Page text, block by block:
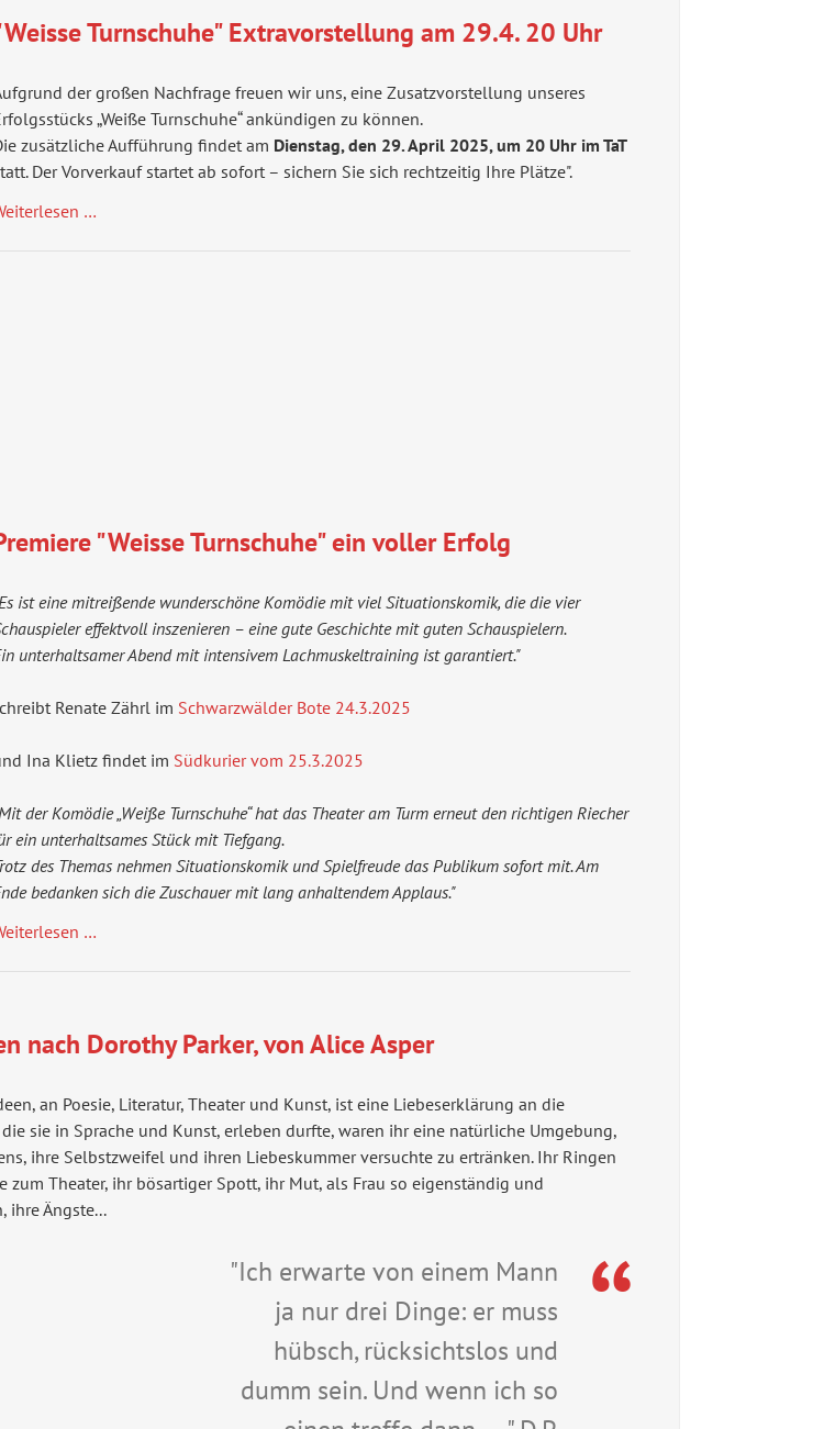
Turnschuhe" Extravorstellung am 29.4. 20 Uhr
der großen Nachfrage freuen wir uns, eine Zusatzvorstellung unseres
„Weiße Turnschuhe“ ankündigen zu können.
zusätzliche Aufführung findet am Dienstag, den 29. April 2025, um 20 Uhr im TaT
Der Vorverkauf startet ab sofort – sichern Sie sich rechtzeitig Ihre Plätze".
…
"Weisse Turnschuhe" ein voller Erfolg
ist eine mitreißende wunderschöne Komödie mit viel Situationskomik, die die vier
effektvoll inszenieren – eine gute Geschichte mit guten Schauspielern.
unterhaltsamer Abend mit intensivem Lachmuskeltraining ist garantiert."
chreibt Renate Zährl im Schwarzwälder Bote 24.3.2025
Ina Klietz findet im Südkurier vom 25.3.2025
der Komödie „Weiße Turnschuhe“ hat das Theater am Turm erneut den richtigen Riecher
ein unterhaltsames Stück mit Tiefgang.
des Themas nehmen Situationskomik und Spielfreude das Publikum sofort mit. Am
bedanken sich die Zuschauer mit lang anhaltendem Applaus."
…
nach Dorothy Parker, von Alice Asper
an Poesie, Literatur, Theater und Kunst, ist eine Liebeserklärung an die
sie in Sprache und Kunst, erleben durfte, waren ihr eine natürliche Umgebung,
ihre Selbstzweifel und ihren Liebeskummer versuchte zu ertränken. Ihr Ringen
Theater, ihr bösartiger Spott, ihr Mut, als Frau so eigenständig und
ihre Ängste...
"Ich erwarte von einem Mann
ja nur drei Dinge: er muss
hübsch, rücksichtslos und
dumm sein. Und wenn ich so